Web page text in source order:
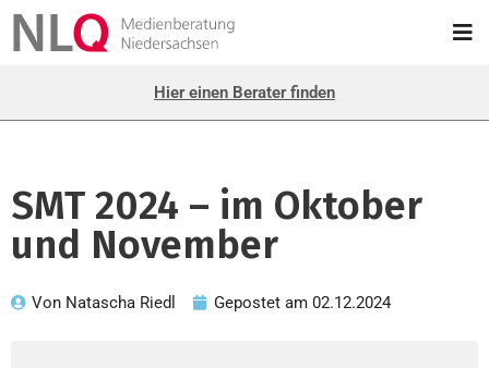
Hier einen Berater finden
SMT 2024 – im Oktober
und November
Von Natascha Riedl Gepostet am 02.12.2024